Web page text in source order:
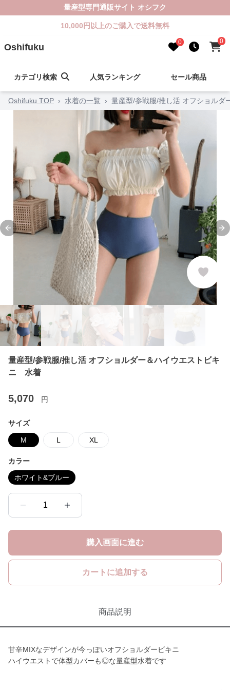
量産型専門通販サイト オシフク
10,000円以上のご購入で送料無料
Oshifuku 0 0
カテゴリ検索 人気ランキング セール商品
Oshifuku TOP › 水着の一覧 › 量産型/参戦服/推し活 オフショル
Previous slide
量産型/参戦服/推し活 オフショルダー＆ハイウエストビキ
ニ 水着
5,070 円
サイズ
M L XL
カラー
ホワイト&ブルー
1
購入画面に進む
カートに追加する
商品説明
甘辛MIXなデザインが今っぽいオフショルダービキニ
ハイウエストで体型カバーも◎な量産型水着です